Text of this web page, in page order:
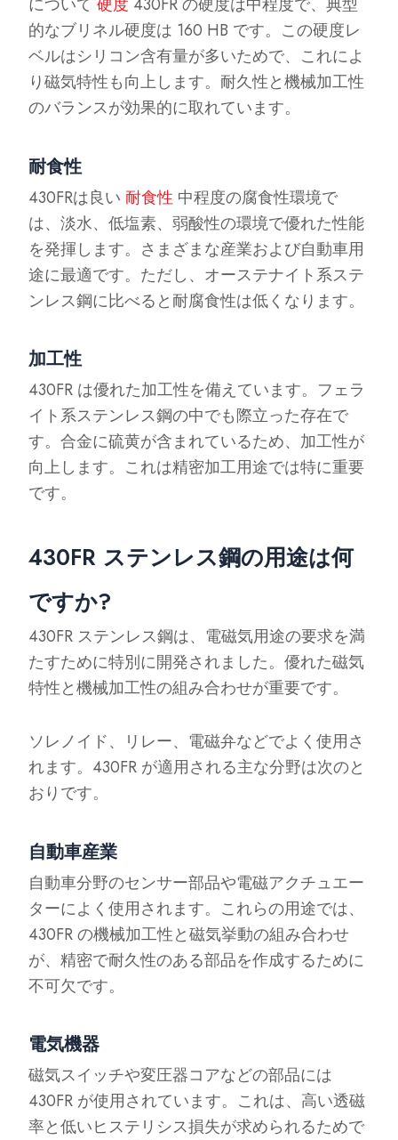
的なブリネル硬度は 160 HB です。この硬度レ
ベルはシリコン含有量が多いためで、これによ
り磁気特性も向上します。耐久性と機械加工性
のバランスが効果的に取れています。
耐食性
430FRは良い 耐食性 中程度の腐食性環境で
は、淡水、低塩素、弱酸性の環境で優れた性能
を発揮します。さまざまな産業および自動車用
途に最適です。ただし、オーステナイト系ステ
ンレス鋼に比べると耐腐食性は低くなります。
加工性
430FR は優れた加工性を備えています。フェラ
イト系ステンレス鋼の中でも際立った存在で
す。合金に硫黄が含まれているため、加工性が
向上します。これは精密加工用途では特に重要
です。
430FR ステンレス鋼の用途は何
ですか?
430FR ステンレス鋼は、電磁気用途の要求を満
たすために特別に開発されました。優れた磁気
特性と機械加工性の組み合わせが重要です。
ソレノイド、リレー、電磁弁などでよく使用さ
れます。430FR が適用される主な分野は次のと
おりです。
自動車産業
自動車分野のセンサー部品や電磁アクチュエー
ターによく使用されます。これらの用途では、
430FR の機械加工性と磁気挙動の組み合わせ
が、精密で耐久性のある部品を作成するために
不可欠です。
電気機器
磁気スイッチや変圧器コアなどの部品には
430FR が使用されています。これは、高い透磁
率と低いヒステリシス損失が求められるためで